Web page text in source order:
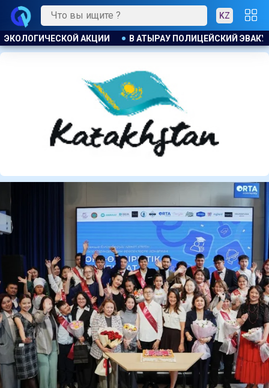
KZ
ЭВАКУИРОВАЛ ЖИТЕЛЕЙ ДОМА ПРИ ПОЖАРЕ